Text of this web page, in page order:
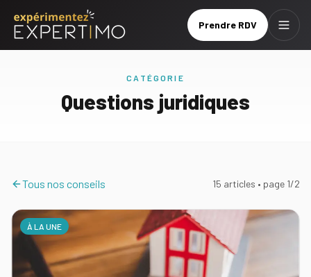
Prendre RDV
Menu
services
Nos
tarifs
CATÉGORIE
Questions juridiques
Tous nos conseils 15 articles • page 1/2
À LA UNE